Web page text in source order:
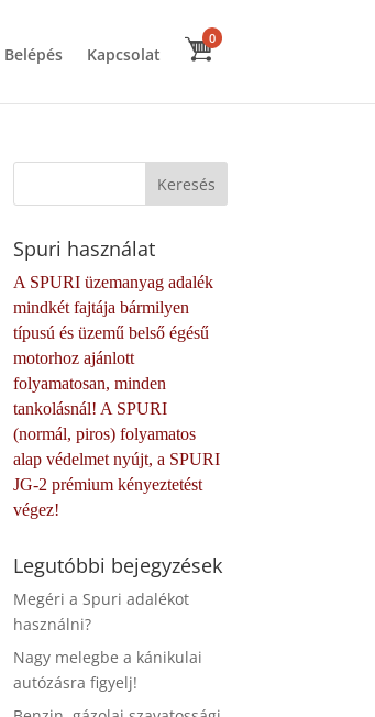
Belépés Kapcsolat
0
Spuri használat
A SPURI üzemanyag adalék
mindkét fajtája bármilyen
típusú és üzemű belső égésű
motorhoz ajánlott
folyamatosan, minden
tankolásnál! A SPURI
(normál, piros) folyamatos
alap védelmet nyújt, a SPURI
JG-2 prémium kényeztetést
végez!
Legutóbbi bejegyzések
Megéri a Spuri adalékot
használni?
Nagy melegbe a kánikulai
autózásra figyelj!